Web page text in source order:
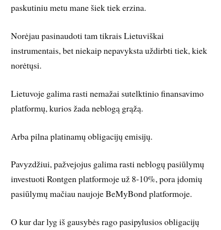
paskutiniu metu mane šiek tiek erzina.
Norėjau pasinaudoti tam tikrais Lietuviškai
instrumentais, bet niekaip nepavyksta uždirbti tiek, kiek
norėtųsi.
Lietuvoje galima rasti nemažai sutelktinio finansavimo
platformų, kurios žada neblogą grąžą.
Arba pilna platinamų obligacijų emisijų.
Pavyzdžiui, pažvejojus galima rasti neblogų pasiūlymų
investuoti Rontgen platformoje už 8-10%, pora įdomių
pasiūlymų mačiau naujoje BeMyBond platformoje.
O kur dar lyg iš gausybės rago pasipylusios obligacijų